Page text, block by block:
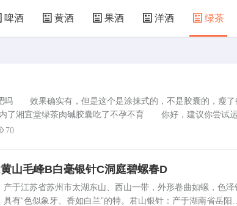
啤酒 黄酒 果酒 洋酒 绿茶
吗 效果确实有，但是这个是涂抹式的，不是胶囊的，瘦了
了湘宜堂绿茶肉碱胶囊吃了不孕不育 你好，建议你尝试运
食，避免吃太多油腻食物，养成良好的生活习惯，坚持时间
70
山毛峰B白毫银针C洞庭碧螺春D
江苏省苏州市太湖东山、西山一带，外形卷曲如螺，色泽
有“色似象牙、香如白兰”的特。君山银针：产于湖南省岳阳市